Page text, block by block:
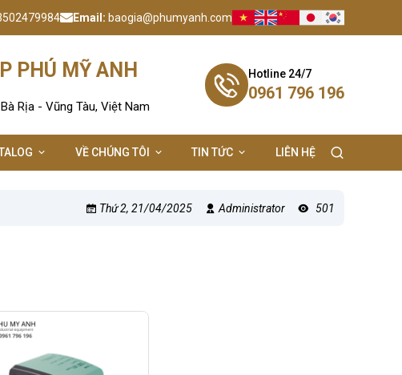
Email: baogia@phumyanh.com
PHÚ MỸ ANH
Rịa - Vũng Tàu, Việt Nam
Hotline 24/7
0961 796 196
VỀ CHÚNG TÔI TIN TỨC LIÊN HỆ
Thứ 2, 21/04/2025 Administrator 501